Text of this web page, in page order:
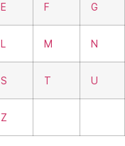
E F G
L M N
S T U
Z